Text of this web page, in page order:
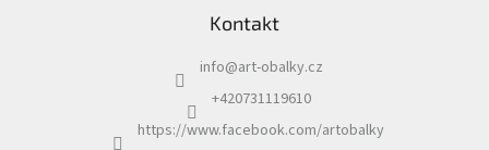
Kontakt
info@art-obalky.cz
+420731119610
https://www.facebook.com/artobalky